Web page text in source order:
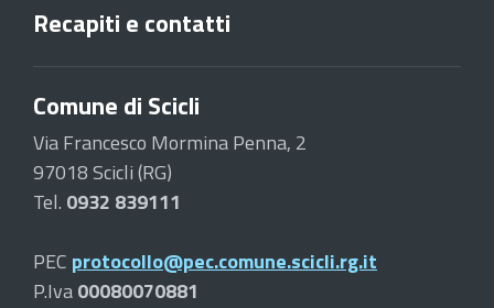
Recapiti e contatti
Comune di Scicli
Via Francesco Mormina Penna, 2
97018 Scicli (RG)
Tel. 0932 839111
PEC protocollo@pec.comune.scicli.rg.it
P.Iva00080070881